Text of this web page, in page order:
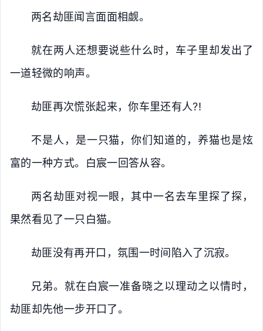
两名劫匪闻言面面相觑。
就在两人还想要说些什么时，车子里却发出了
一道轻微的响声。
劫匪再次慌张起来，你车里还有人?!
不是人，是一只猫，你们知道的，养猫也是炫
富的一种方式。白宸一回答从容。
两名劫匪对视一眼，其中一名去车里探了探，
果然看见了一只白猫。
劫匪没有再开口，氛围一时间陷入了沉寂。
兄弟。就在白宸一准备晓之以理动之以情时，
劫匪却先他一步开口了。